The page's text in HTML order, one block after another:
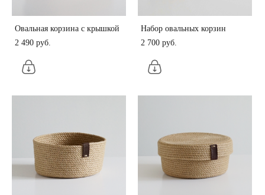
Овальная корзина с крышкой
2 490 pуб.
Набор овальных корзин
2 700 pуб.